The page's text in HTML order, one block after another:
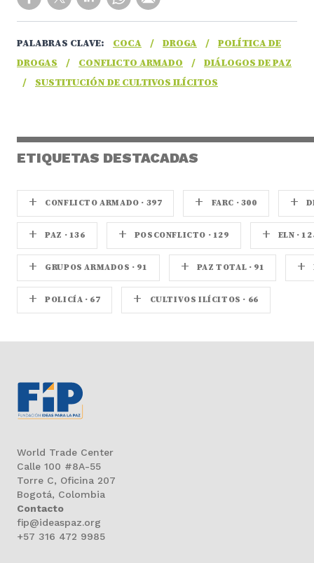
PALABRAS CLAVE: COCA / DROGA /
POLÍTICA DE
DROGAS
/ CONFLICTO ARMADO /
DIÁLOGOS DE PAZ
/
SUSTITUCIÓN DE CULTIVOS ILÍCITOS
ETIQUETAS DESTACADAS
+ CONFLICTO ARMADO · 397 + FARC · 300 +
+ PAZ · 136 + POSCONFLICTO · 129 + ELN ·
+ GRUPOS ARMADOS · 91 + PAZ TOTAL · 91 +
+ POLICÍA · 67 + CULTIVOS ILÍCITOS · 66
World Trade Center
Calle 100 #8A-55
Torre C, Oficina 207
Bogotá, Colombia
Contacto
fip@ideaspaz.org
+57 316 472 9985